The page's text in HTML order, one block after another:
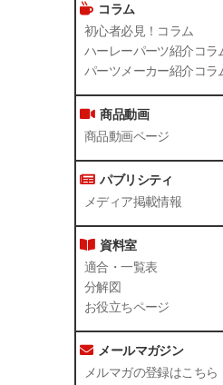
コラム
初心者必見！コラム
ハーレーパーツ紹介コラ
パーツメーカー紹介コラ
商品動画
商品動画ページ
パブリシティ
メディア掲載情報
資料室
適合・一覧表
分解図
お役立ちページ
メールマガジン
メルマガの登録はこちら